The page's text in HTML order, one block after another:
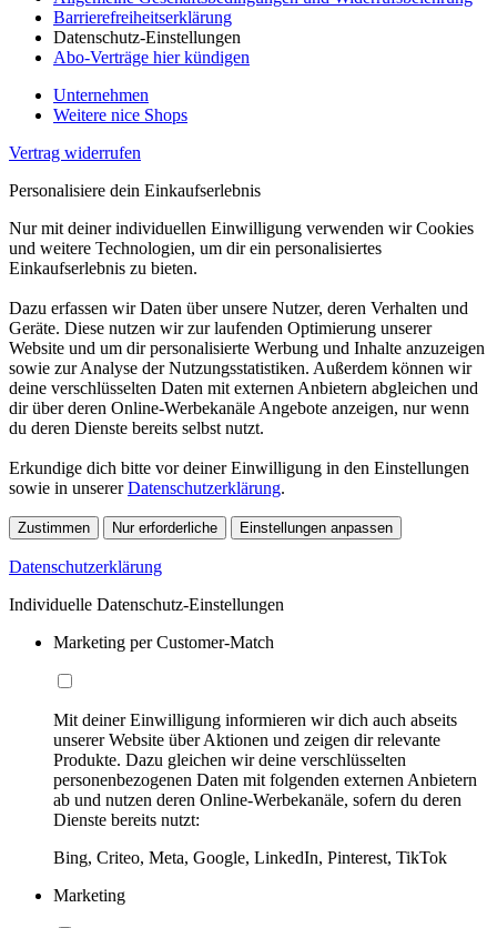
Barrierefreiheitserklärung
Datenschutz-Einstellungen
Abo-Verträge hier kündigen
Unternehmen
Weitere nice Shops
Vertrag widerrufen
Personalisiere dein Einkaufserlebnis
Nur mit deiner individuellen Einwilligung verwenden wir Cookies
und weitere Technologien, um dir ein personalisiertes
Einkaufserlebnis zu bieten.
Dazu erfassen wir Daten über unsere Nutzer, deren Verhalten und
Geräte. Diese nutzen wir zur laufenden Optimierung unserer
Website und um dir personalisierte Werbung und Inhalte anzuzeigen
sowie zur Analyse der Nutzungsstatistiken. Außerdem können wir
deine verschlüsselten Daten mit externen Anbietern abgleichen und
dir über deren Online-Werbekanäle Angebote anzeigen, nur wenn
du deren Dienste bereits selbst nutzt.
Erkundige dich bitte vor deiner Einwilligung in den Einstellungen
sowie in unsererDatenschutzerklärung.
Zustimmen Nur erforderliche Einstellungen anpassen
Datenschutzerklärung
Individuelle Datenschutz-Einstellungen
Marketing per Customer-Match
Mit deiner Einwilligung informieren wir dich auch abseits
unserer Website über Aktionen und zeigen dir relevante
Produkte. Dazu gleichen wir deine verschlüsselten
personenbezogenen Daten mit folgenden externen Anbietern
ab und nutzen deren Online-Werbekanäle, sofern du deren
Dienste bereits nutzt:
Bing, Criteo, Meta, Google, LinkedIn, Pinterest, TikTok
Marketing